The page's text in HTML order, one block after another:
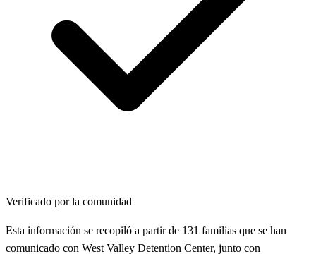
Verificado por la comunidad
Esta información se recopiló a partir de 131 familias que se han
comunicado con West Valley Detention Center, junto con